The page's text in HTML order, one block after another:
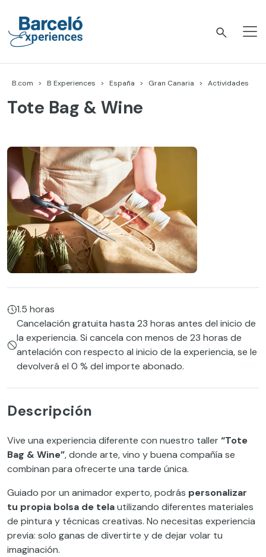
content
B.com B Experiences España Gran Canaria Actividades
Tote Bag & Wine
1.5 horas
Cancelación gratuita hasta 23 horas antes del inicio de
la experiencia. Si cancela con menos de 23 horas de
antelación con respecto al inicio de la experiencia, se le
devolverá el 0 % del importe abonado.
Descripción
Vive una experiencia diferente con nuestro taller“Tote
Bag & Wine”, donde arte, vino y buena compañía se
combinan para ofrecerte una tarde única.
Guiado por un animador experto, podrás personalizar
tu propia bolsa de telautilizando diferentes materiales
de pintura y técnicas creativas. No necesitas experiencia
previa: solo ganas de divertirte y de dejar volar tu
imaginación.